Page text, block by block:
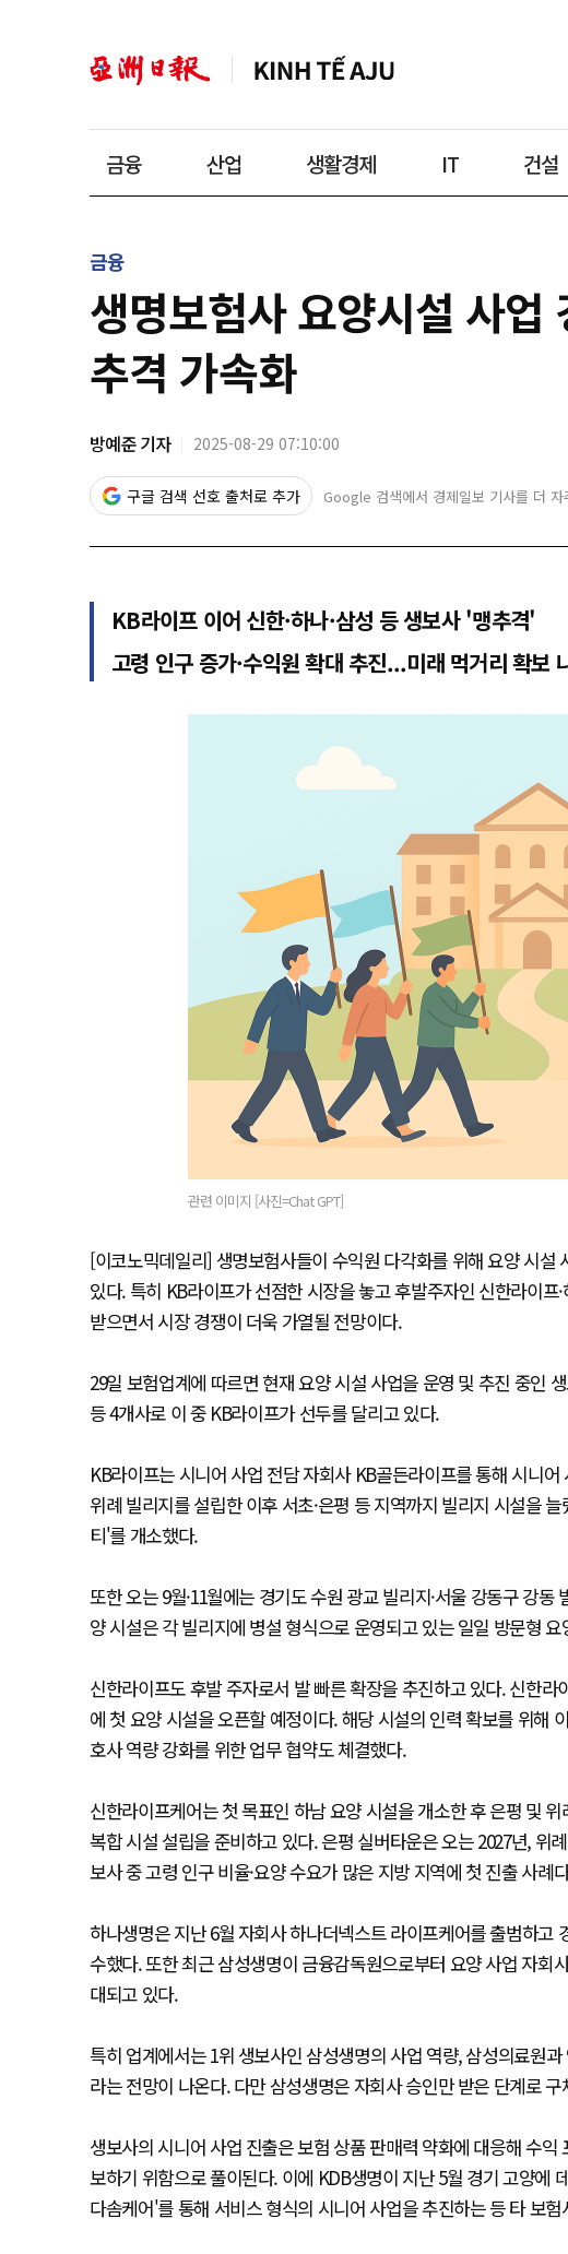
금융 산업 생활경제 IT 건설
금융
생명보험사 요양시설 사
추격 가속화
방예준 기자 2025-08-29 07:10:00
구글 검색 선호 출처로 추가 Google 검색에서 경제일보 기사를 더
KB라이프 이어 신한·하나·삼성 등 생보사 '맹추격'
고령 인구 증가·수익원 확대 추진...미래 먹거리 확보
관련 이미지 [사진=Chat GPT]
[이코노믹데일리] 생명보험사들이 수익원 다각화를 위해 요양 시
있다. 특히 KB라이프가 선점한 시장을 놓고 후발주자인 신한라이
받으면서 시장 경쟁이 더욱 가열될 전망이다.
29일 보험업계에 따르면 현재 요양 시설 사업을 운영 및 추진 중
등 4개사로 이 중 KB라이프가 선두를 달리고 있다.
KB라이프는 시니어 사업 전담 자회사 KB골든라이프를 통해 시니
위례 빌리지를 설립한 이후 서초·은평 등 지역까지 빌리지 시설을
티'를 개소했다.
또한 오는 9월·11월에는 경기도 수원 광교 빌리지·서울 강동구 강
양 시설은 각 빌리지에 병설 형식으로 운영되고 있는 일일 방문형
신한라이프도 후발 주자로서 발 빠른 확장을 추진하고 있다. 신한
에 첫 요양 시설을 오픈할 예정이다. 해당 시설의 인력 확보를 위해
호사 역량 강화를 위한 업무 협약도 체결했다.
신한라이프케어는 첫 목표인 하남 요양 시설을 개소한 후 은평 및
복합 시설 설립을 준비하고 있다. 은평 실버타운은 오는 2027년, 위
보사 중 고령 인구 비율·요양 수요가 많은 지방 지역에 첫 진출 사례
하나생명은 지난 6월 자회사 하나더넥스트 라이프케어를 출범하
수했다. 또한 최근 삼성생명이 금융감독원으로부터 요양 사업 자회
대되고 있다.
특히 업계에서는 1위 생보사인 삼성생명의 사업 역량, 삼성의료원
라는 전망이 나온다. 다만 삼성생명은 자회사 승인만 받은 단계로
생보사의 시니어 사업 진출은 보험 상품 판매력 약화에 대응해 수
보하기 위함으로 풀이된다. 이에 KDB생명이 지난 5월 경기 고양에
다솜케어'를 통해 서비스 형식의 시니어 사업을 추진하는 등 타 보